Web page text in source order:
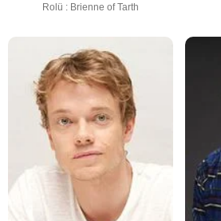
Rolü : Brienne of Tarth